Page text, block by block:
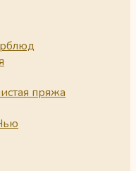
пряжа